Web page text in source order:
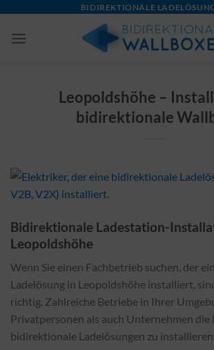
content
BIDIREKTIONALE
Leopoldshöhe –
bidirektionale
Bidirektionale Ladestation-
Leopoldshöhe
Wenn Sie einen Fachbetrieb suchen, der
Ladelösung in Leopoldshöhe installiert,
richtig. Zahlreiche Betriebe in Ihrer
Privatpersonen als auch Unternehmen
bidirektionale Ladelösungen zu installieren.